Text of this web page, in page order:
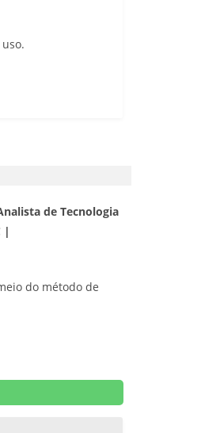
Analista de Tecnologia
|
do método de